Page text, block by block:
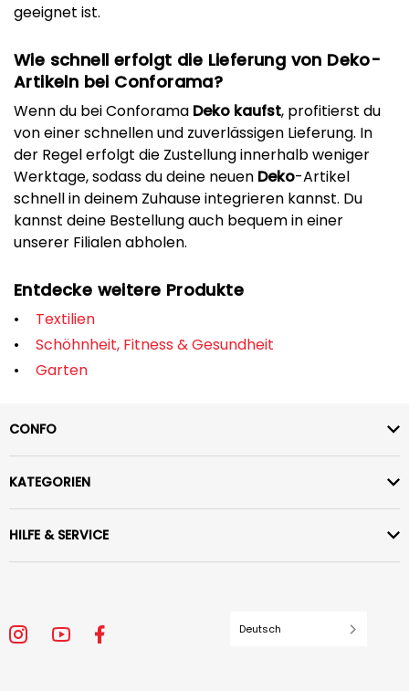
geeignet ist.
Wie schnell erfolgt die Lieferung von Deko-
Artikeln bei Conforama?
Wenn du bei Conforama Deko kaufst, profitierst du
von einer schnellen und zuverlässigen Lieferung. In
der Regel erfolgt die Zustellung innerhalb weniger
Werktage, sodass du deine neuen Deko-Artikel
schnell in deinem Zuhause integrieren kannst. Du
kannst deine Bestellung auch bequem in einer
unserer Filialen abholen.
Entdecke weitere Produkte
Textilien
Schöhnheit, Fitness & Gesundheit
Garten
CONFO
KATEGORIEN
HILFE & SERVICE
Deutsch